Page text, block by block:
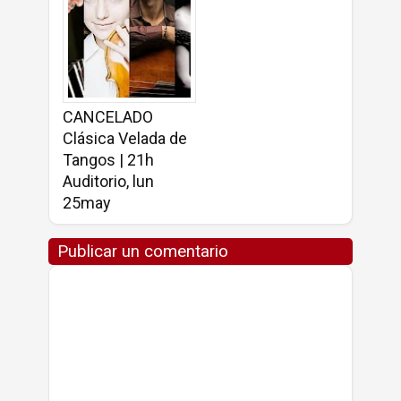
CANCELADO
Clásica Velada de
Tangos | 21h
Auditorio, lun
25may
Publicar un comentario